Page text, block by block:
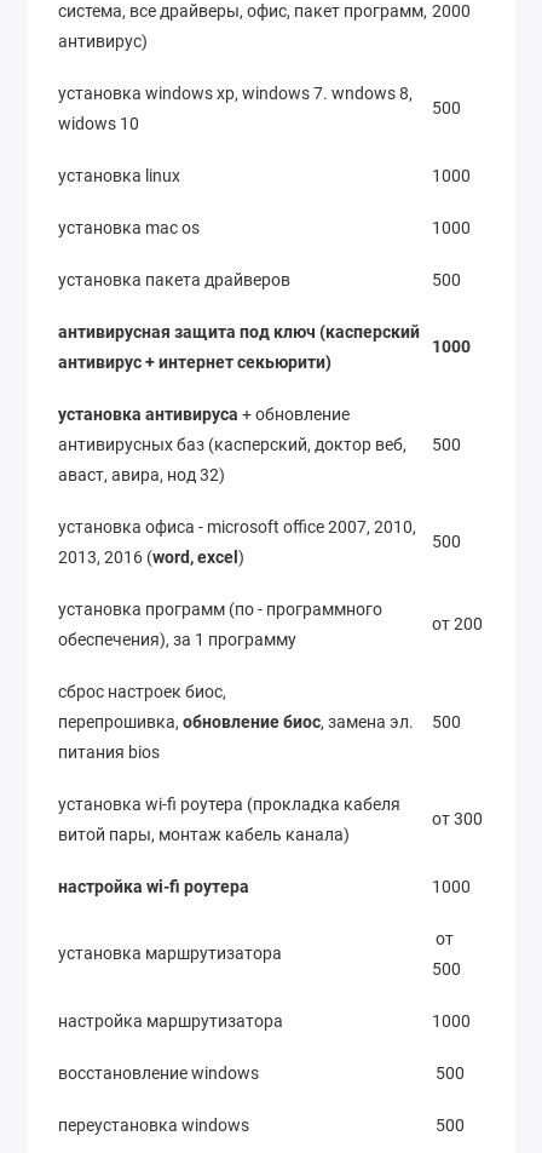
система, все драйверы, офис, пакет программ,
антивирус)
2000
установка windows xp, windows 7. wndows 8,
widows 10
500
установка linux 1000
установка mac os 1000
установка пакета драйверов 500
антивирусная защита под ключ (касперский
антивирус + интернет секьюрити)
1000
установка антивируса + обновление
антивирусных баз (касперский, доктор веб,
аваст, авира, нод 32)
500
установка офиса - microsoft office 2007, 2010,
2013, 2016 (word, excel )
500
установка программ (по - программного
обеспечения), за 1 программу
от 200
сброс настроек биос,
перепрошивка, обновление биос, замена эл.
питания bios
500
установка wi-fi роутера (прокладка кабеля
витой пары, монтаж кабель канала)
от 300
настройка wi-fi роутера 1000
установка маршрутизатора
от
500
настройка маршрутизатора 1000
восстановление windows 500
переустановка windows 500